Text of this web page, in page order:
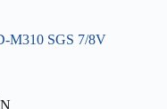
M310 SGS 7/8V